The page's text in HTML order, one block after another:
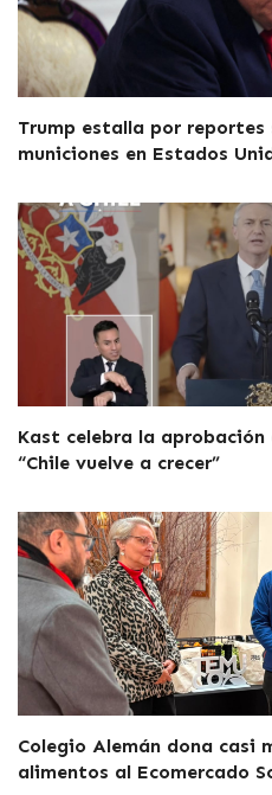
Trump estalla por reportes
municiones en Estados
Kast celebra la
“Chile vuelve a crecer”
Colegio Alemán dona casi
alimentos al Ecomercado